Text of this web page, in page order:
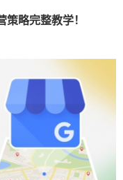
略完整教学！